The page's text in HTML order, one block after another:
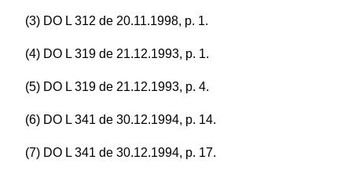
(3) DO L 312 de 20.11.1998, p. 1.
(4) DO L 319 de 21.12.1993, p. 1.
(5) DO L 319 de 21.12.1993, p. 4.
(6) DO L 341 de 30.12.1994, p. 14.
(7) DO L 341 de 30.12.1994, p. 17.